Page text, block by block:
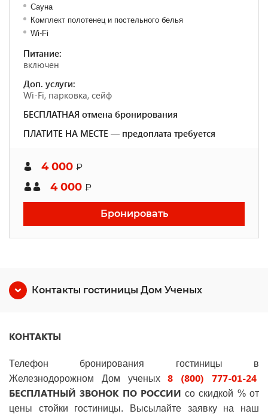
Сауна
Комплект полотенец и постельного белья
Wi-Fi
Питание:
включен
Доп. услуги:
Wi-Fi, парковка, сейф
БЕСПЛАТНАЯ отмена бронирования
ПЛАТИТЕ НА МЕСТЕ — предоплата требуется
4 000 ₽
4 000 ₽
Бронировать
Контакты гостиницы Дом Ученых
КОНТАКТЫ
Телефон бронирования гостиницы в
Железнодорожном Дом ученых
8 (800) 777-01-24
БЕСПЛАТНЫЙ ЗВОНОК ПО РОССИИсо скидкой % от
цены стойки гостиницы. Высылайте заявку на наш